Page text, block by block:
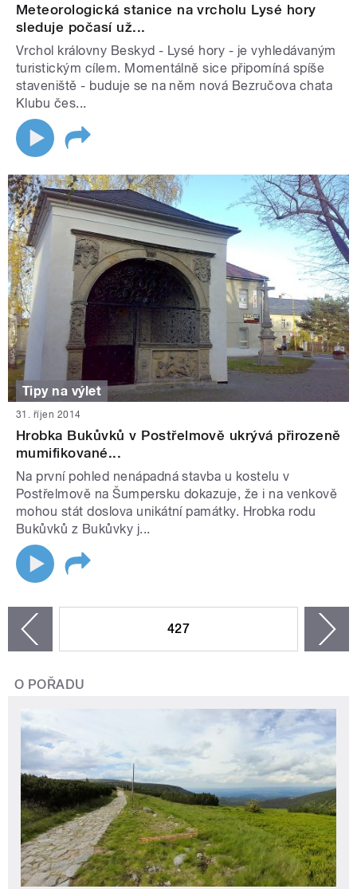
Meteorologická stanice na vrcholu Lysé hory
sleduje počasí už...
Vrchol královny Beskyd - Lysé hory - je vyhledávaným
turistickým cílem. Momentálně sice připomíná spíše
staveniště - buduje se na něm nová Bezručova chata
Klubu čes...
Tipy na výlet
31. říjen 2014
Hrobka Bukůvků v Postřelmově ukrývá přirozeně
mumifikované...
Na první pohled nenápadná stavba u kostelu v
Postřelmově na Šumpersku dokazuje, že i na venkově
mohou stát doslova unikátní památky. Hrobka rodu
Bukůvků z Bukůvky j...
427
O POŘADU